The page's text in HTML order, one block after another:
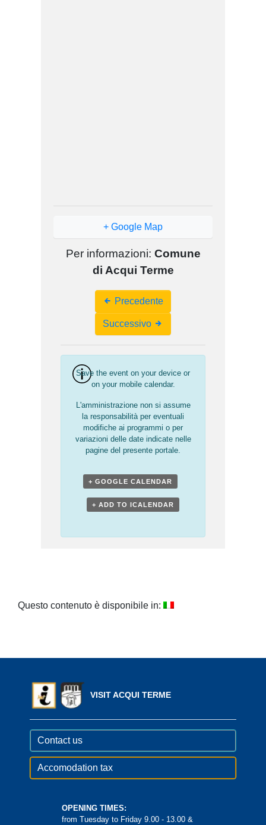
+ Google Map
Per informazioni: Comune
di Acqui Terme
Navigation
Precedente
Successivo
Save the event on your device or
on your mobile calendar.
L'amministrazione non si assume
la responsabilità per eventuali
modifiche ai programmi o per
variazioni delle date indicate nelle
pagine del presente portale.
+ GOOGLE CALENDAR
+ ADD TO ICALENDAR
Questo contenuto è disponibile in:
VISIT ACQUI TERME
Contact us
Accomodation tax
OPENING TIMES:
from Tuesday to Friday 9.00 - 13.00 &